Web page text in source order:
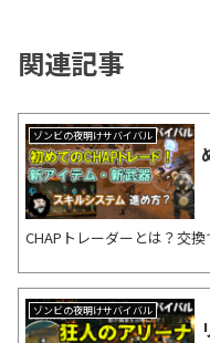
関連記事
ゾンビの夜明けサバイバル
CHAPトレーダーとは？交
ゾンビの夜明けサバイバル